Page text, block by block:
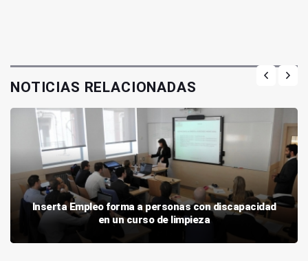
NOTICIAS RELACIONADAS
Inserta Empleo forma a personas con discapacidad
en un curso de limpieza